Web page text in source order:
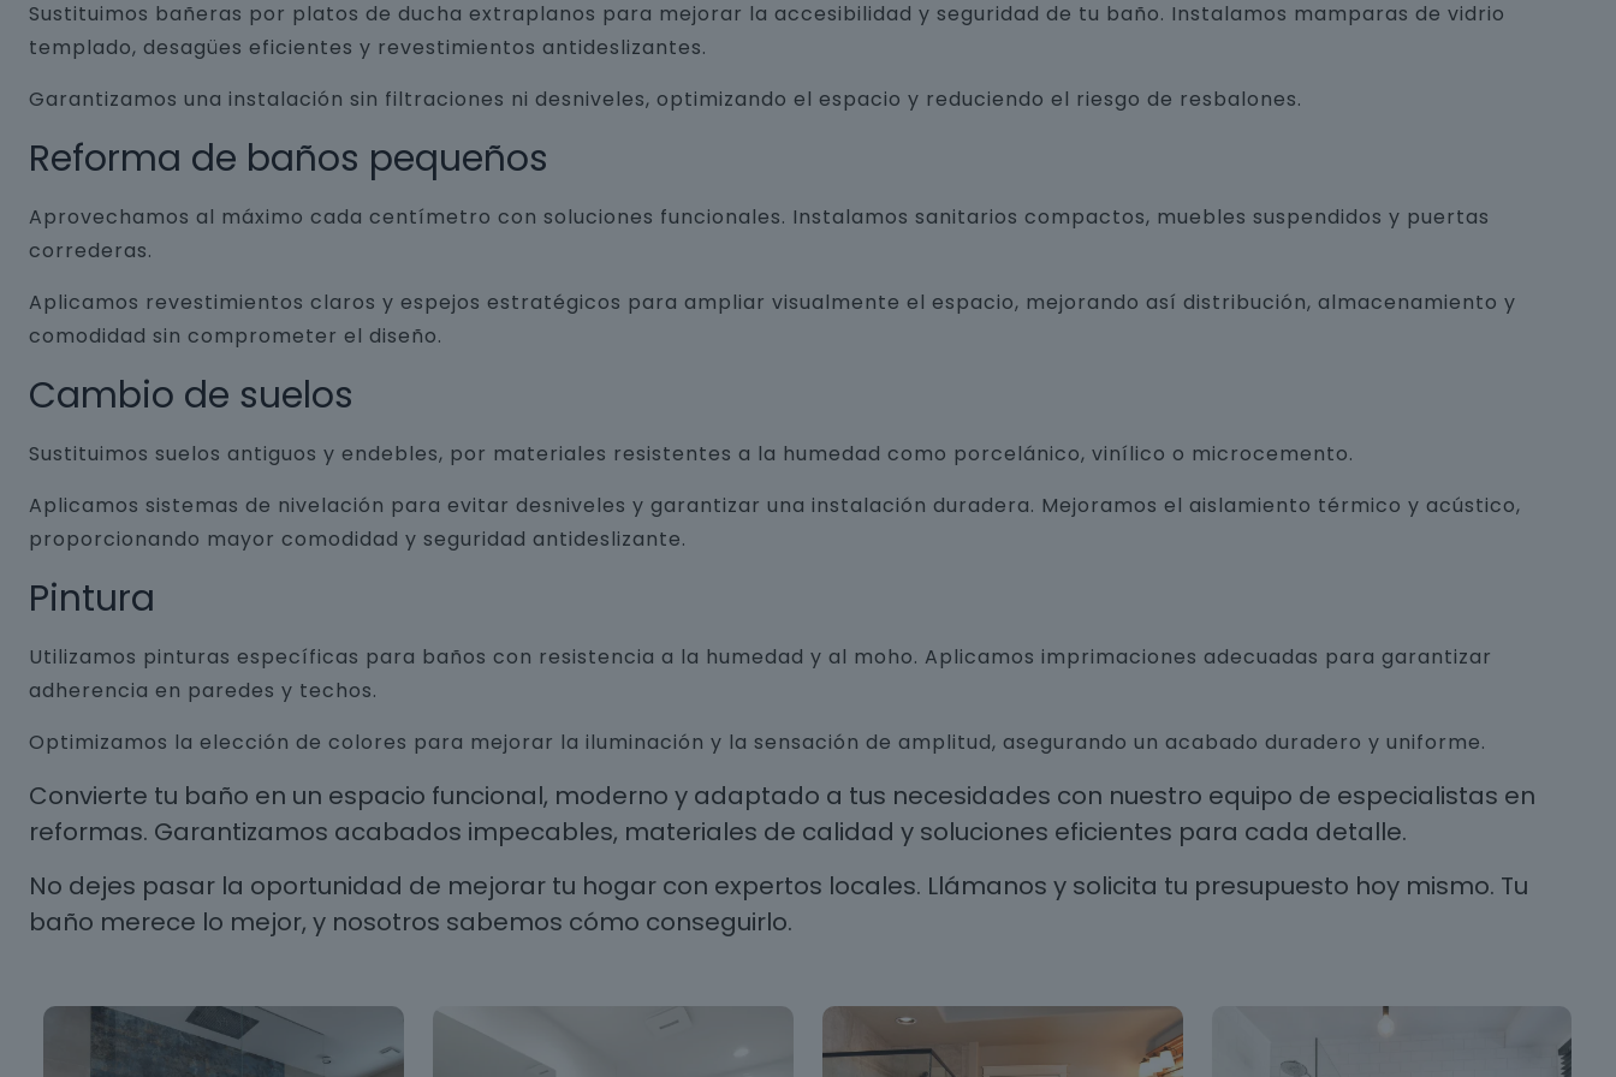
Sustituimos bañeras por platos de ducha extraplanos para mejorar la accesibilidad y seguridad de tu baño. Instalamos mamparas de vidrio
templado, desagües eficientes y revestimientos antideslizantes.
Garantizamos una instalación sin filtraciones ni desniveles, optimizando el espacio y reduciendo el riesgo de resbalones.
Reforma de baños pequeños
Aprovechamos al máximo cada centímetro con soluciones funcionales. Instalamos sanitarios compactos, muebles suspendidos y puertas
correderas.
Aplicamos revestimientos claros y espejos estratégicos para ampliar visualmente el espacio, mejorando así distribución, almacenamiento y
comodidad sin comprometer el diseño.
Cambio de suelos
Sustituimos suelos antiguos y endebles, por materiales resistentes a la humedad como porcelánico, vinílico o microcemento.
Aplicamos sistemas de nivelación para evitar desniveles y garantizar una instalación duradera. Mejoramos el aislamiento térmico y acústico,
proporcionando mayor comodidad y seguridad antideslizante.
Pintura
Utilizamos pinturas específicas para baños con resistencia a la humedad y al moho. Aplicamos imprimaciones adecuadas para garantizar
adherencia en paredes y techos.
Optimizamos la elección de colores para mejorar la iluminación y la sensación de amplitud, asegurando un acabado duradero y uniforme.
Convierte tu baño en un espacio funcional, moderno y adaptado a tus necesidades con nuestro equipo de especialistas en
reformas. Garantizamos acabados impecables, materiales de calidad y soluciones eficientes para cada detalle.
No dejes pasar la oportunidad de mejorar tu hogar con expertos locales. Llámanos y solicita tu presupuesto hoy mismo. Tu
baño merece lo mejor, y nosotros sabemos cómo conseguirlo.